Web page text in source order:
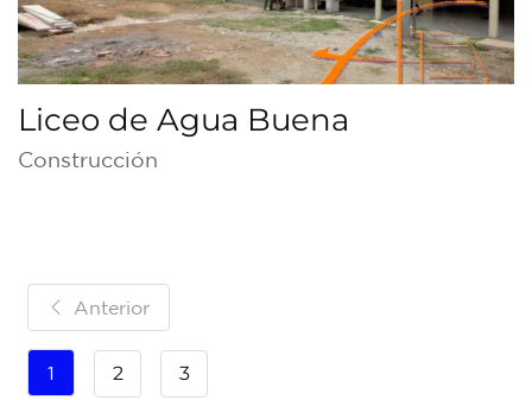
Liceo de Agua Buena
Construcción
Anterior
1 2 3